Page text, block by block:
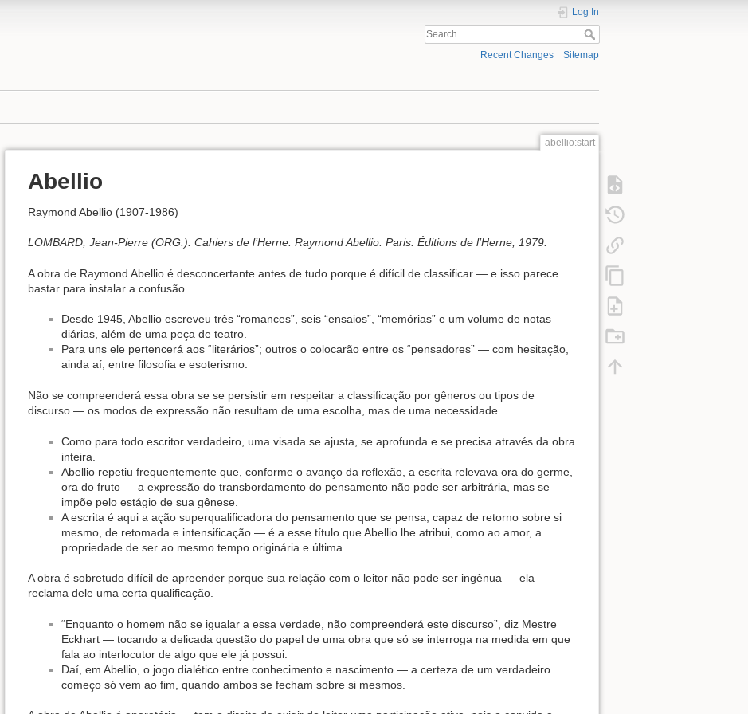
Log In
Recent Changes Sitemap
abellio:start
Abellio
Raymond Abellio (1907-1986)
LOMBARD, Jean-Pierre (ORG.). Cahiers de l’Herne. Raymond Abellio. Paris: Éditions de l’Herne, 1979.
A obra de Raymond Abellio é desconcertante antes de tudo porque é difícil de classificar — e isso parece
bastar para instalar a confusão.
Desde 1945, Abellio escreveu três “romances”, seis “ensaios”, “memórias” e um volume de notas
diárias, além de uma peça de teatro.
Para uns ele pertencerá aos “literários”; outros o colocarão entre os “pensadores” — com hesitação,
ainda aí, entre filosofia e esoterismo.
Não se compreenderá essa obra se se persistir em respeitar a classificação por gêneros ou tipos de
discurso — os modos de expressão não resultam de uma escolha, mas de uma necessidade.
Como para todo escritor verdadeiro, uma visada se ajusta, se aprofunda e se precisa através da obra
inteira.
Abellio repetiu frequentemente que, conforme o avanço da reflexão, a escrita relevava ora do germe,
ora do fruto — a expressão do transbordamento do pensamento não pode ser arbitrária, mas se
impõe pelo estágio de sua gênese.
A escrita é aqui a ação superqualificadora do pensamento que se pensa, capaz de retorno sobre si
mesmo, de retomada e intensificação — é a esse título que Abellio lhe atribui, como ao amor, a
propriedade de ser ao mesmo tempo originária e última.
A obra é sobretudo difícil de apreender porque sua relação com o leitor não pode ser ingênua — ela
reclama dele uma certa qualificação.
“Enquanto o homem não se igualar a essa verdade, não compreenderá este discurso”, diz Mestre
Eckhart — tocando a delicada questão do papel de uma obra que só se interroga na medida em que
fala ao interlocutor de algo que ele já possui.
Daí, em Abellio, o jogo dialético entre conhecimento e nascimento — a certeza de um verdadeiro
começo só vem ao fim, quando ambos se fecham sobre si mesmos.